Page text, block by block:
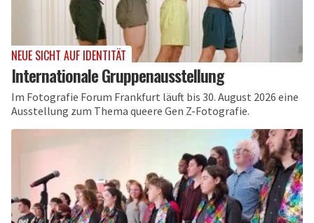
NEUE SICHT AUF IDENTITÄT
Internationale Gruppenausstellung
Im Fotografie Forum Frankfurt läuft bis 30. August 2026 eine
Ausstellung zum Thema queere Gen Z-Fotografie.